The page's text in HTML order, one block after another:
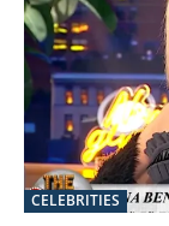
CELEBRITIES